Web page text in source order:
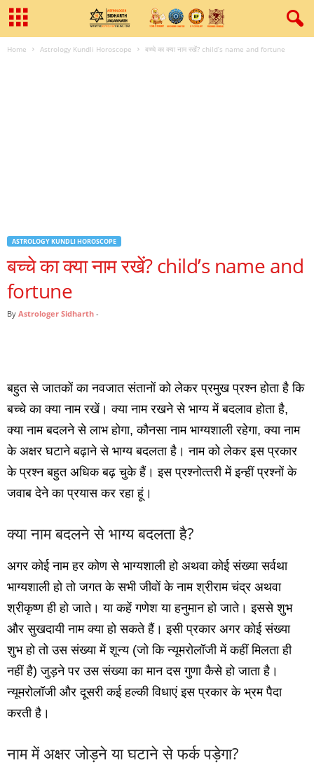
Home Astrology Kundli Horoscope बच्‍चे का क्‍या नाम रखें? child’s name and fortune
ASTROLOGY KUNDLI HOROSCOPE
बच्‍चे का क्‍या नाम रखें? child’s name and
fortune
By Astrologer Sidharth -
बहुत से जातकों का नवजात संतानों को लेकर प्रमुख प्रश्‍न होता है कि
बच्‍चे का क्‍या नाम रखें। क्‍या नाम रखने से भाग्‍य में बदलाव होता है,
क्‍या नाम बदलने से लाभ होगा, कौनसा नाम भाग्‍यशाली रहेगा, क्‍या नाम
के अक्षर घटाने बढ़ाने से भाग्‍य बदलता है। नाम को लेकर इस प्रकार
के प्रश्‍न बहुत अधिक बढ़ चुके हैं। इस प्रश्‍नोत्‍तरी में इन्‍हीं प्रश्‍नों के
जवाब देने का प्रयास कर रहा हूं।
क्‍या नाम बदलने से भाग्‍य बदलता है?
अगर कोई नाम हर कोण से भाग्‍यशाली हो अथवा कोई संख्‍या सर्वथा
भाग्‍यशाली हो तो जगत के सभी जीवों के नाम श्रीराम चंद्र अथवा
श्रीकृष्‍ण ही हो जाते। या कहें गणेश या हनुमान हो जाते। इससे शुभ
और सुखदायी नाम क्‍या हो सकते हैं। इसी प्रकार अगर कोई संख्‍या
शुभ हो तो उस संख्‍या में शून्‍य (जो कि न्‍यूमरोलॉजी में कहीं मिलता ही
नहीं है) जुड़ने पर उस संख्‍या का मान दस गुणा कैसे हो जाता है।
न्‍यूमरोलॉजी और दूसरी कई हल्‍की विधाएं इस प्रकार के भ्रम पैदा
करती है।
नाम में अक्षर जोड़ने या घटाने से फर्क पड़ेगा?